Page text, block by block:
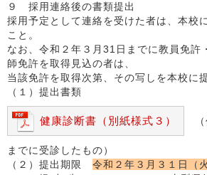
９ 採用連絡後の書類提出
採用予定として連絡を受けた者は、本校
こと。
なお、令和２年３月31日までに教員免許
師免許を取得見込の者は、
当該免許を取得次第、その写しを本校に
（１）提出書類
健康診断書（別紙様式３）
までに受診したもの）
（２）提出期限 令和２年３月３１日（火